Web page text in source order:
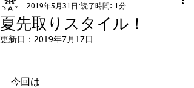
夏先取りスタイル！
2019年5月31日 読了時間: 1分
更新日： 2019年7月17日
今回は